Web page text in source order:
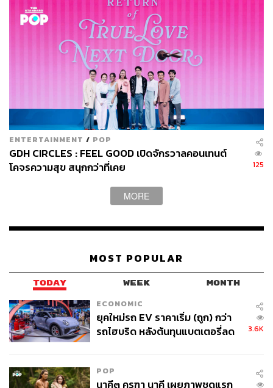
อีกหนึ่งจุดเด่นที่ส่วนตัวผู้เขียนชื่นชอบ คือการที่ผู้กำกับและ
ทีมสร้างสามารถผสมผสานความไซไฟอวกาศที่เนืองแน่น
ด้วยยานรบและหุ่นยนต์มากมาย เข้ากับความแฟนตาซีที่มีทั้ง
เรื่องราวของทวยเทพและเวทมนตร์ออกมาได้อย่างลงตัว ไม่
ราชาพาลีที่ในต้นฉบับรามเกียรติ์เขาคือวานรสุดแกร่งที่หาก
นั้นมาเพิ่มให้กับเขา ขณะที่ในฉบับภาพยนตร์ ผู้กำกับและทีม
สร้างก็เลือกที่จะตีความใหม่ ด้วยการให้ราชาพาลีมีอาวุธสุด
โกงที่สามารถดูดซับพละกำลังของฝ่ายตรงข้ามและนำมา
เพิ่มให้กับตัวเองได้
หรือจะเป็นตัวละครภายในเรื่องที่ถูกวางให้เป็นมนุษย์
ตำนานเล่าขานที่ทีมสร้างเสริมแต่งขึ้นมานั้นมีความน่าสนใจ
ENTERTAINMENT / POP
GDH CIRCLES : FEEL GOOD เปิดจักรวาลคอนเทนต์
โคจรความสุข สนุกกว่าที่เคย
125
MORE
MOST POPULAR
TODAY WEEK MONTH
ECONOMIC
ยุคใหม่รถ EV ราคาเริ่ม (ถูก) กว่า
รถไฮบริด หลังต้นทุนแบตเตอรี่ลด
3.6K
POP
นาคี๓ ครุฑา นาคี เผยภาพชุดแรก